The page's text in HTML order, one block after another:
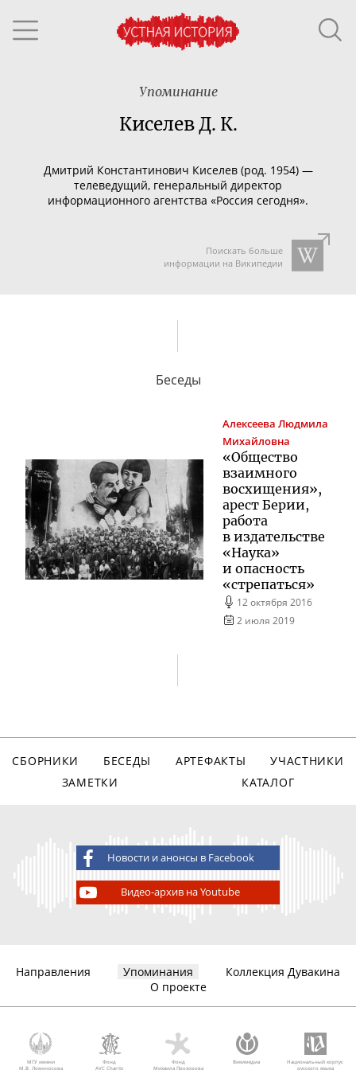
Упоминание
Киселев Д. К.
Дмитрий Константинович Киселев (род. 1954) —
телеведущий, генеральный директор
информационного агентства «Россия сегодня».
Поискать больше
информации на Википедии
Беседы
Алексеева Людмила
Михайловна
«Общество
взаимного
восхищения»,
арест Берии,
работа
в издательстве
«Наука»
и опасность
«стрепаться»
12 октября 2016
2 июля 2019
СБОРНИКИ БЕСЕДЫ АРТЕФАКТЫ
УЧАСТНИКИ
ЗАМЕТКИ
КАТАЛОГ
Новости и анонсы в Facebook
Видео-архив на Youtube
Направления Упоминания
Коллекция Дувакина
О проекте
МГУ имени
М.В. Ломоносова
Фонд
AVC Charity
Фонд
Михаила Прохорова
Викимедиа
Национальный корпус
русского языка